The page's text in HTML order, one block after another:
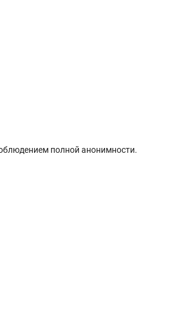
полной анонимности.